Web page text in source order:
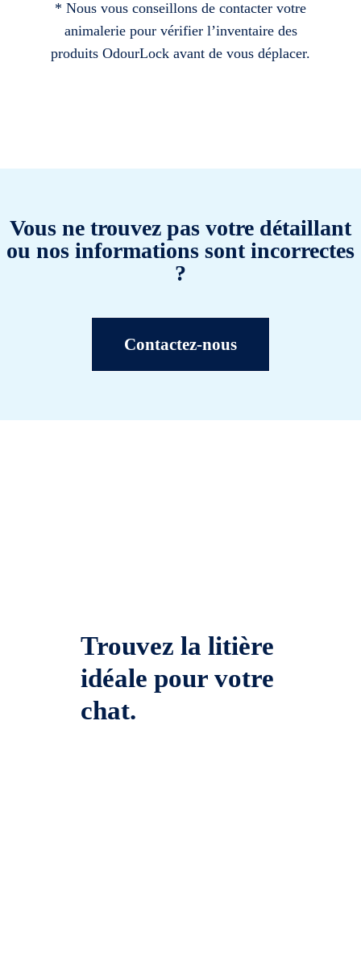
* Nous vous conseillons de contacter votre
animalerie pour vérifier l’inventaire des
produits OdourLock avant de vous déplacer.
Vous ne trouvez pas votre détaillant
ou nos informations sont incorrectes
?
Contactez-nous
Trouvez la litière
idéale pour votre
chat.